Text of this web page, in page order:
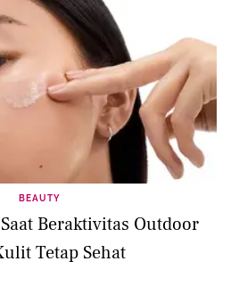
BEAUTY
Beraktivitas Outdoor
Tetap Sehat